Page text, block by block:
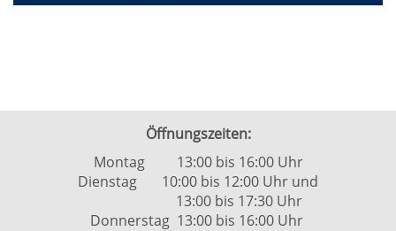
Öffnungszeiten:
Montag 13:00 bis 16:00 Uhr
Dienstag 10:00 bis 12:00 Uhr und
13:00 bis 17:30 Uhr
Donnerstag 13:00 bis 16:00 Uhr